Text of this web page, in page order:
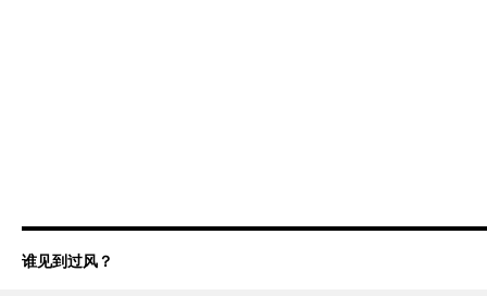
谁见到过风？